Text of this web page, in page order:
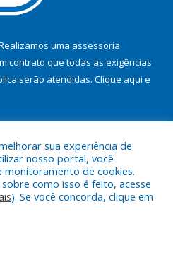
uma assessoria
contrato que todas as exigências
serão atendidas. Clique aqui e
ao Consórcio Tapajós.
Administrativa
sua experiência de
nosso portal, você
de cookies.
como isso é feito, acesse
). Se você concorda, clique em